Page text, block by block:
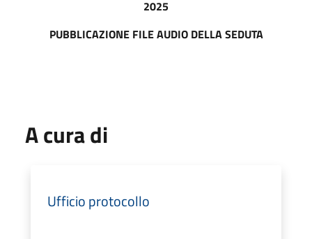
2025
PUBBLICAZIONE FILE AUDIO DELLA SEDUTA
A cura di
Ufficio protocollo